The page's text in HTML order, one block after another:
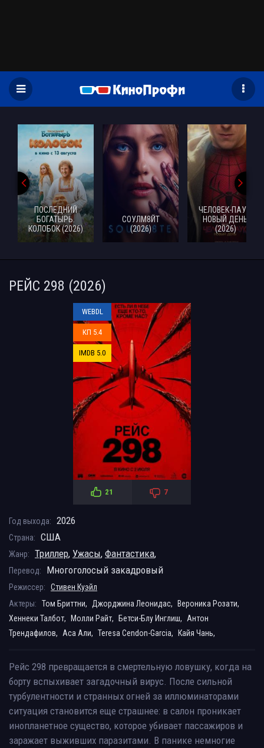
ПОСЛЕДНИЙ
БОГАТЫРЬ.
КОЛОБОК (2026)
СОУЛМ8ЙТ
(2026)
ЧЕЛОВЕК-ПАУК:
НОВЫЙ ДЕНЬ
(2026)
РЕЙС 298 (2026)
WEBDL
КП 5.4
IMDB 5.0
21 7
Год выхода: 2026
Страна: США
Жанр: Триллер, Ужасы, Фантастика,
Перевод: Многоголосый закадровый
Режиссер:
Стивен Куэйл
Актеры:
Том Бриттни, Джорджина Леонидас,
Вероника Розати,
Хеннеки Талбот,
Молли Райт, Бетси-Блу Инглиш,
Антон
Трендафилов,
Аса Али, Teresa Cendon-Garcia, Кайя Чань,
Рейс 298 превращается в смертельную ловушку, когда на
борту вспыхивает загадочный вирус. После сильной
турбулентности и странных огней за иллюминаторами
ситуация становится еще страшнее: в салон проникает
инопланетное существо, которое убивает пассажиров и
заражает выживших паразитами. В панике немногие